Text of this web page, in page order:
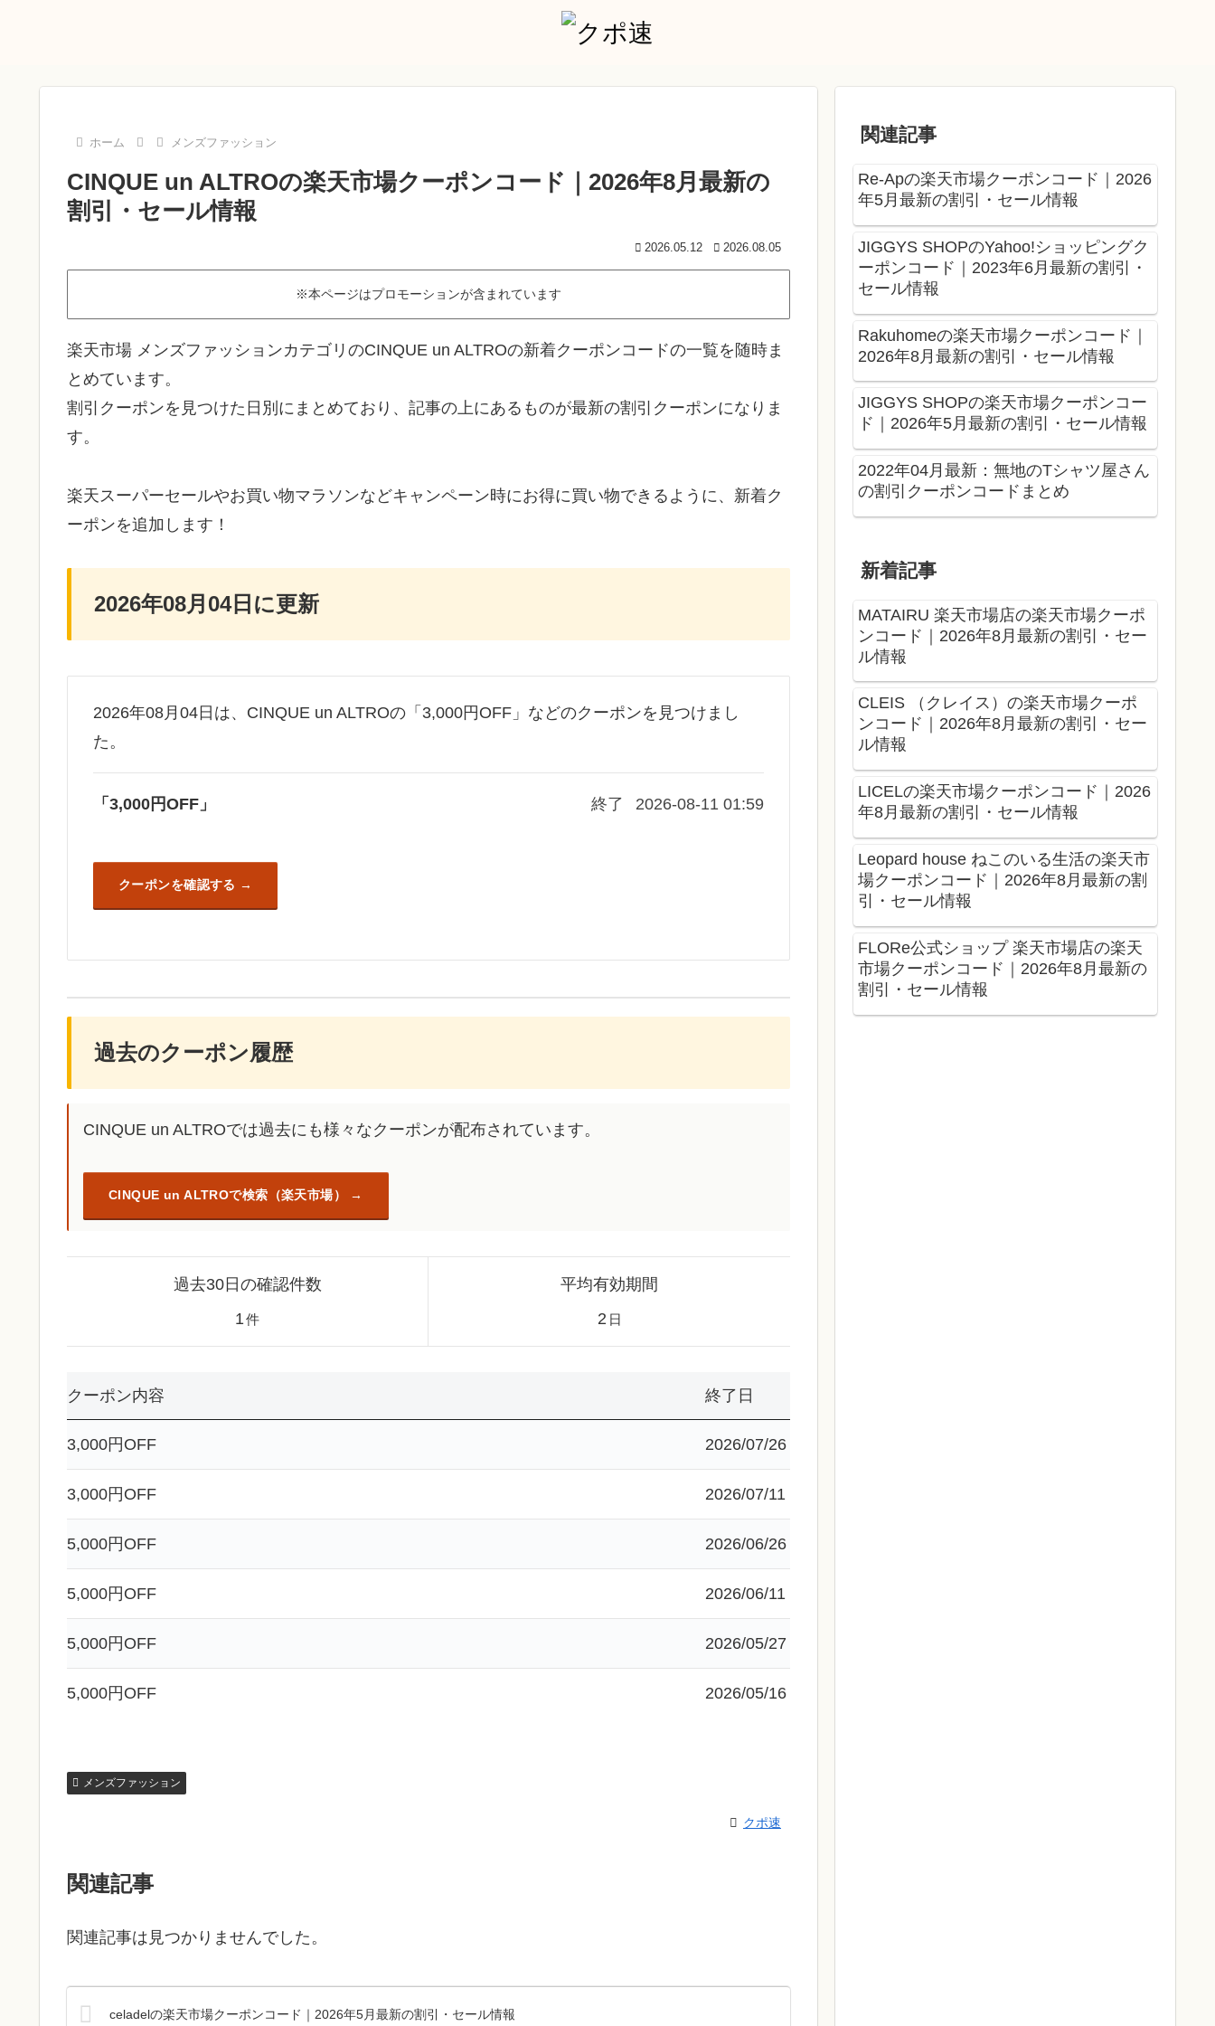
ホーム メンズファッション
CINQUE un ALTROの楽天市場クーポンコード｜2026年8月最新の
割引・セール情報
2026.05.12 2026.08.05
※本ページはプロモーションが含まれています
楽天市場 メンズファッションカテゴリのCINQUE un ALTROの新着クーポンコードの一覧を随時ま
とめています。
割引クーポンを見つけた日別にまとめており、記事の上にあるものが最新の割引クーポンになりま
す。
楽天スーパーセールやお買い物マラソンなどキャンペーン時にお得に買い物できるように、新着ク
ーポンを追加します！
2026年08月04日に更新
2026年08月04日は、CINQUE un ALTROの「3,000円OFF」などのクーポンを見つけまし
た。
「3,000円OFF」 終了 2026-08-11 01:59
クーポンを確認する
過去のクーポン履歴
CINQUE un ALTROでは過去にも様々なクーポンが配布されています。
CINQUE un ALTROで検索（楽天市場）
過去30日の確認件数
1件
平均有効期間
2 日
クーポン内容 終了日
3,000円OFF 2026/07/26
3,000円OFF 2026/07/11
5,000円OFF 2026/06/26
5,000円OFF 2026/06/11
5,000円OFF 2026/05/27
5,000円OFF 2026/05/16
メンズファッション
クポ速
関連記事
関連記事は見つかりませんでした。
celadelの楽天市場クーポンコード｜2026年5月最新の割引・セール情報
関連記事
Re-Apの楽天市場クーポンコード｜2026
年5月最新の割引・セール情報
JIGGYS SHOPのYahoo!ショッピングク
ーポンコード｜2023年6月最新の割引・
セール情報
Rakuhomeの楽天市場クーポンコード｜
2026年8月最新の割引・セール情報
JIGGYS SHOPの楽天市場クーポンコー
ド｜2026年5月最新の割引・セール情報
2022年04月最新：無地のTシャツ屋さん
の割引クーポンコードまとめ
新着記事
MATAIRU 楽天市場店の楽天市場クーポ
ンコード｜2026年8月最新の割引・セー
ル情報
CLEIS （クレイス）の楽天市場クーポ
ンコード｜2026年8月最新の割引・セー
ル情報
LICELの楽天市場クーポンコード｜2026
年8月最新の割引・セール情報
Leopard house ねこのいる生活の楽天市
場クーポンコード｜2026年8月最新の割
引・セール情報
FLORe公式ショップ 楽天市場店の楽天
市場クーポンコード｜2026年8月最新の
割引・セール情報